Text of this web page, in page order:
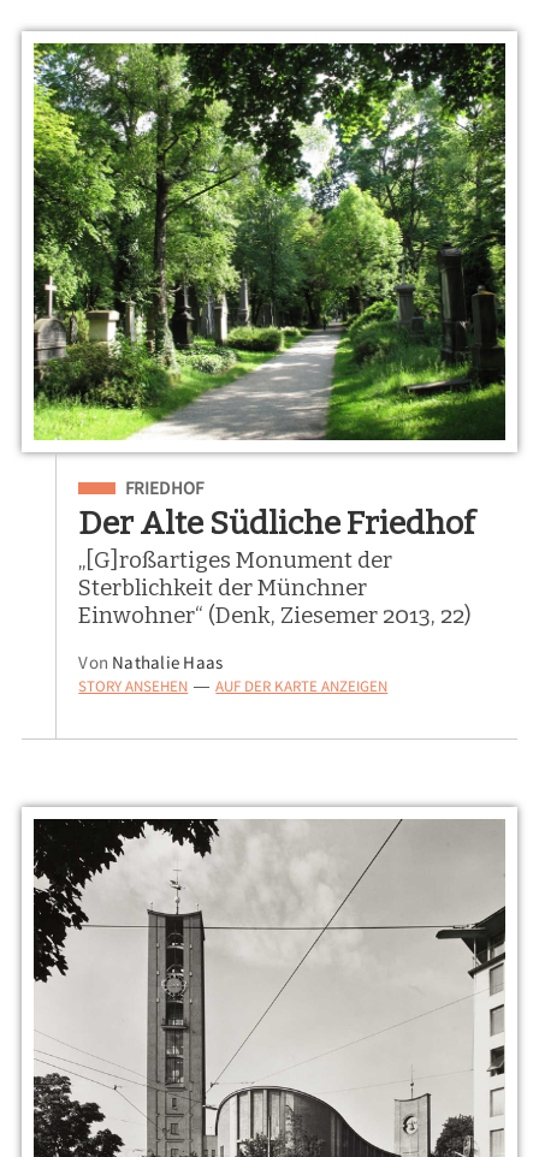
Eingeordnet unter
FRIEDHOF
Der Alte Südliche Friedhof
„[G]roßartiges Monument der
Sterblichkeit der Münchner
Einwohner“ (Denk, Ziesemer 2013, 22)
Von Nathalie Haas
STORY ANSEHEN — AUF DER KARTE ANZEIGEN